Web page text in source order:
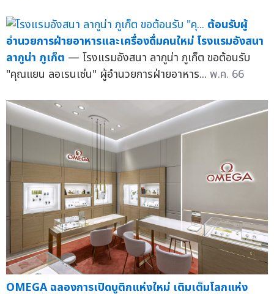
ต้อนรับผู้
อำนวยการฝ่ายอาหารและเครื่องดื่มคนใหม่ โรงแรมอังสนา
ลากูน่า ภูเก็ต — โรงแรมอังสนา ลากูน่า ภูเก็ต ขอต้อนรับ
"คุณแยน ลอเรนเซ่น" ผู้อำนวยการฝ่ายอาหาร... พ.ค. 66
OMEGA ฉลองการเปิดบูติกแห่งใหม่ เติมเต็มโลกแห่ง